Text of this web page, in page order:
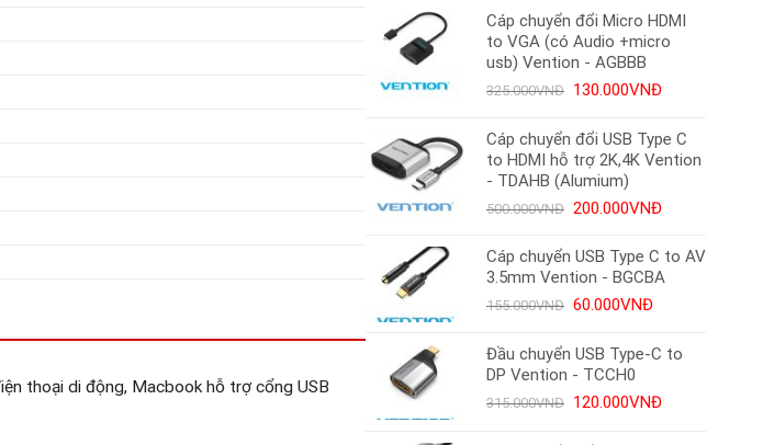
thoại di động, Macbook hỗ trợ cổng USB
là:
859.000VNĐ.
tại
là:
Cáp chuyển đổi Micro HDMI
to VGA (có Audio +micro
usb) Vention - AGBBB
325.000VNĐ Giá
là:
325.000VNĐ.
130.000VNĐGiá
tại
là:
Cáp chuyển đổi USB Type C
to HDMI hỗ trợ 2K,4K Vention
- TDAHB (Alumium)
500.000VNĐ Giá
là:
500.000VNĐ.
200.000VNĐGiá
tại
là:
Cáp chuyển USB Type C to AV
3.5mm Vention - BGCBA
155.000VNĐ Giá
là:
155.000VNĐ.
60.000VNĐGiá
tại
60.000VNĐ.
Đầu chuyển USB Type-C to
DP Vention - TCCH0
315.000VNĐ Giá
120.000VNĐGiá